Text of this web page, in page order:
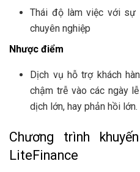
Thái độ làm việc với sự
chuyên nghiệp
Nhược điểm
Dịch vụ hỗ trợ khách
chậm trễ vào các ngày
dịch lớn, hay phản hồi lớn.
Chương trình
LiteFinance